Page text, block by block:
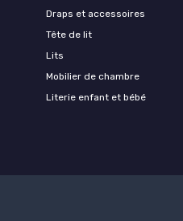
Draps et accessoires
Tête de lit
Lits
Mobilier de chambre
Literie enfant et bébé